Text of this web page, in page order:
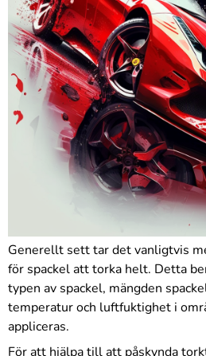
Generellt sett tar det vanligtvis
för spackel att torka helt. Detta
typen av spackel, mängden
temperatur och luftfuktighet i
appliceras.
För att hjälpa till att påskynda